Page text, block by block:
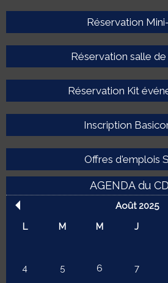
Réservation
Réservation salle
Réservation Kit
Inscription
Offres d'emplois
AGENDA du
Août 2025
L
M M J
4
5 6 7